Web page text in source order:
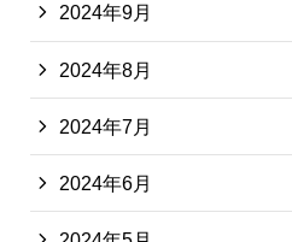
2024年9月
2024年8月
2024年7月
2024年6月